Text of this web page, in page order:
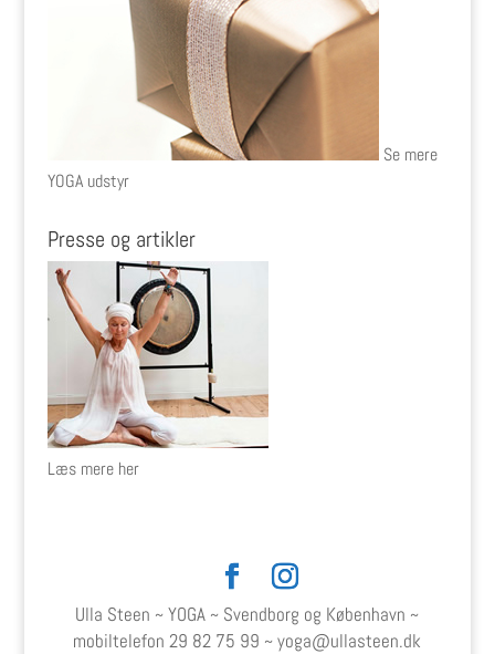
Se mere
YOGA udstyr
Presse og artikler
Læs mere her
Ulla Steen ~ YOGA ~ Svendborg og København ~
mobiltelefon29 82 75 99 ~yoga@ullasteen.dk